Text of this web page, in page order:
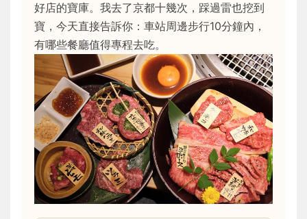
好店的寶庫。我去了京都十幾次，踩過雷也挖到
寶，今天直接告訴你：車站周邊步行10分鐘內，
有哪些餐廳值得專程去吃。